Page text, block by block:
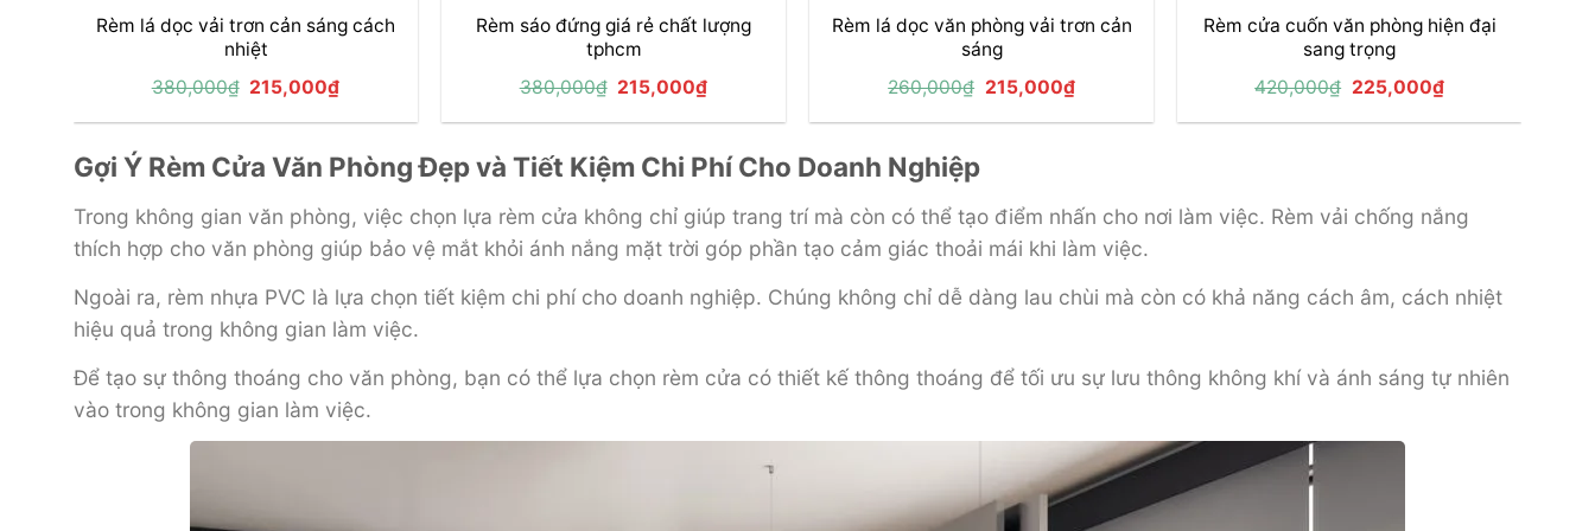
Rèm lá dọc vải trơn cản sáng cách
nhiệt
380,000₫ Giá
là:
215,000₫Giá
tại
215,000₫.
Rèm sáo đứng giá rẻ chất lượng
tphcm
380,000₫ Giá
là:
215,000₫Giá
tại
215,000₫.
Rèm lá dọc văn phòng vải trơn cản
sáng
260,000₫ Giá
là:
215,000₫Giá
hiện
tại
Rèm cửa cuốn văn phòng hiện đại
sang trọng
420,000₫ Giá
là:
225,000₫Giá
hiện
tại
Gợi Ý Rèm Cửa Văn Phòng Đẹp và Tiết Kiệm Chi Phí Cho Doanh Nghiệp
Trong không gian văn phòng, việc chọn lựa rèm cửa không chỉ giúp trang trí mà còn có thể tạo điểm nhấn cho nơi làm việc. Rèm vải chống nắng
thích hợp cho văn phòng giúp bảo vệ mắt khỏi ánh nắng mặt trời góp phần tạo cảm giác thoải mái khi làm việc.
Ngoài ra, rèm nhựa PVC là lựa chọn tiết kiệm chi phí cho doanh nghiệp. Chúng không chỉ dễ dàng lau chùi mà còn có khả năng cách âm, cách nhiệt
hiệu quả trong không gian làm việc.
Để tạo sự thông thoáng cho văn phòng, bạn có thể lựa chọn rèm cửa có thiết kế thông thoáng để tối ưu sự lưu thông không khí và ánh sáng tự nhiên
vào trong không gian làm việc.